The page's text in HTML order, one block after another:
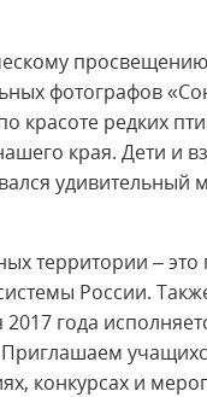
фотографов
красоте редких
края. Дети и
удивительный
территории – это
России.
года
конкурсах и